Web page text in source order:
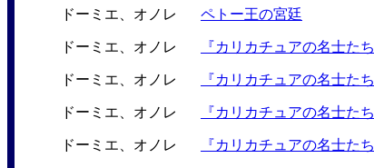
ドーミエ、オノレ ペトー王の宮廷
ドーミエ、オノレ 『カリカチュアの名士た
ドーミエ、オノレ 『カリカチュアの名士た
ドーミエ、オノレ 『カリカチュアの名士た
ドーミエ、オノレ 『カリカチュアの名士た